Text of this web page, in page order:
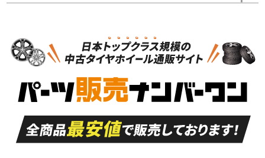
S
品）
S
新車外し品（新古
付き
A
走行距離も少なく、
目立つ傷もほとんど
ない中古品
A
走行距離も少なく、
非常に状態の良い中
古品
パーツ